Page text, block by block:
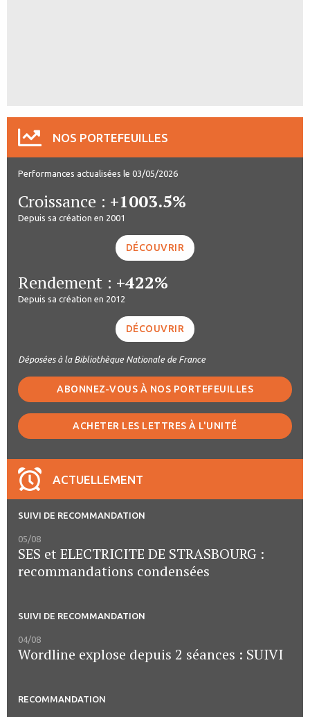
NOS PORTEFEUILLES
Performances actualisées le 03/05/2026
Croissance : +1003.5%
Depuis sa création en 2001
DÉCOUVRIR
Rendement : +422%
Depuis sa création en 2012
DÉCOUVRIR
Déposées à la Bibliothèque Nationale de France
ABONNEZ-VOUS À NOS PORTEFEUILLES
ACHETER LES LETTRES À L'UNITÉ
ACTUELLEMENT
SUIVI DE RECOMMANDATION
05/08
SES et ELECTRICITE DE STRASBOURG :
recommandations condensées
SUIVI DE RECOMMANDATION
04/08
Wordline explose depuis 2 séances : SUIVI
RECOMMANDATION